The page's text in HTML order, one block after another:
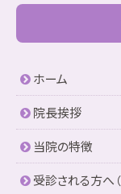
ホーム
院長挨拶
当院の特徴
受診される方へ